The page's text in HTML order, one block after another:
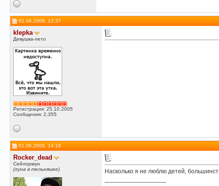
01.06.2008, 12:37
klepka
Девушка-лето
Регистрация: 25.10.2005
Сообщения: 2,355
01.06.2008, 14:16
Rocker_dead
Сейлормун
(луна в тельняшке)
Насколько я не люблю детей,